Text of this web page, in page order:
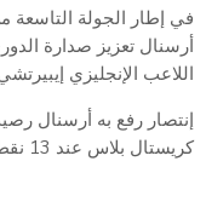
في إطار الجولة التاسعة
أرسنال تعزيز صدارة
اللاعب الإنجليزي
كريستال بلاس عند 13 نقطة في المركز العاشر